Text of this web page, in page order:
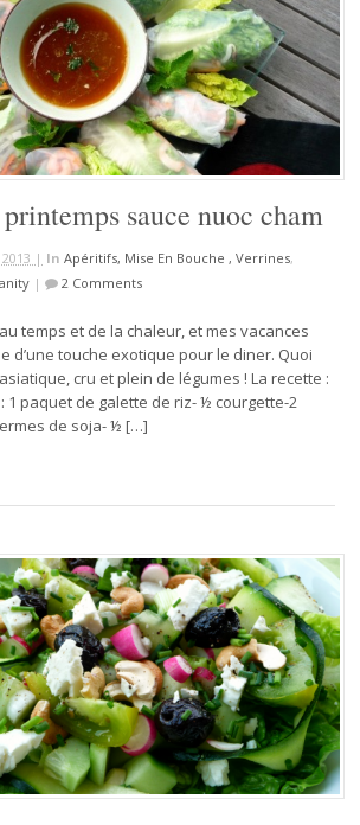
sauce nuoc cham
| In Apéritifs, Mise En Bouche , Verrines,
| 2 Comments
temps et de la chaleur, et mes vacances
d’une touche exotique pour le diner. Quoi
cru et plein de légumes ! La recette :
1 paquet de galette de riz- ½ courgette-2
de soja- ½ […]